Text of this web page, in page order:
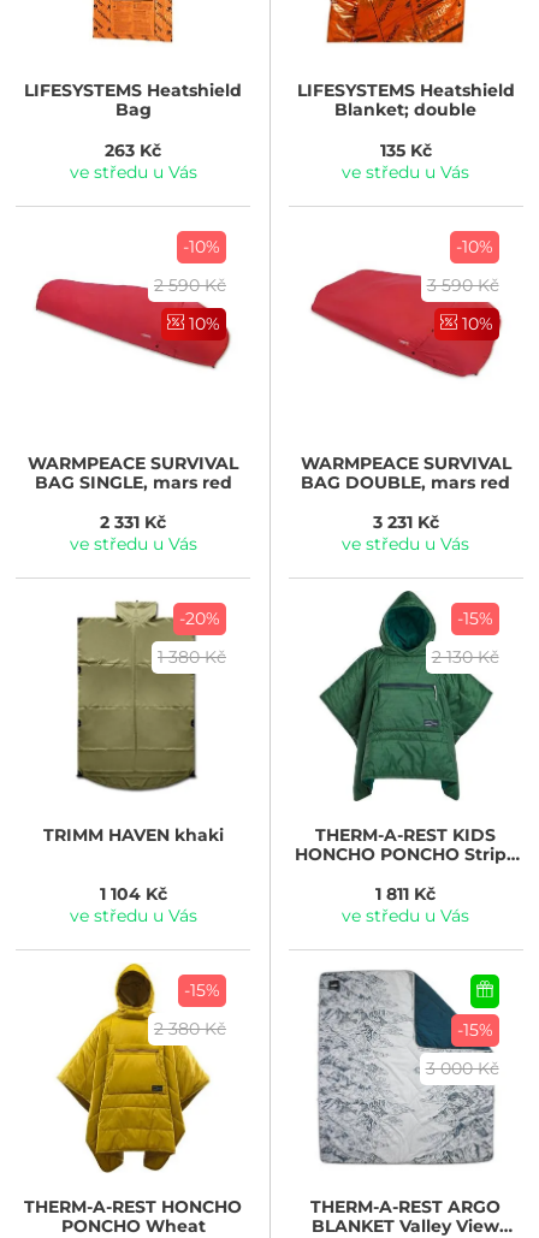
LIFESYSTEMS Heatshield
Bag
263 Kč
ve středu u Vás
LIFESYSTEMSHeatshield
Blanket; double
135 Kč
ve středu u Vás
-10%
2 590 Kč
10%
WARMPEACE SURVIVAL
BAG SINGLE, mars red
2 331 Kč
ve středu u Vás
-10%
3 590 Kč
10%
WARMPEACESURVIVAL
BAG DOUBLE, mars red
3 231 Kč
ve středu u Vás
-20%
1 380 Kč
TRIMMHAVEN khaki
1 104 Kč
ve středu u Vás
-15%
2 130 Kč
THERM-A-REST KIDS
HONCHO PONCHO Stripe
1 811 Kč
ve středu u Vás
-15%
2 380 Kč
THERM-A-REST HONCHO
PONCHO Wheat
-15%
3 000 Kč
THERM-A-REST ARGO
BLANKET Valley View